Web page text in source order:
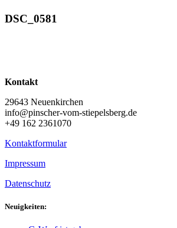
DSC_0581
Kontakt
29643 Neuenkirchen
info@pinscher-vom-stiepelsberg.de
+49 162 2361070
Kontaktformular
Impressum
Datenschutz
Neuigkeiten: